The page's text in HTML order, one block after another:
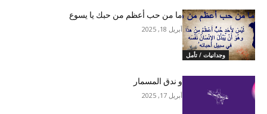
وجدانيات / تأمل
ما من حب أعظم من حبك يا يسوع
أبريل 18, 2025
و ندق المسمار
أبريل 17, 2025